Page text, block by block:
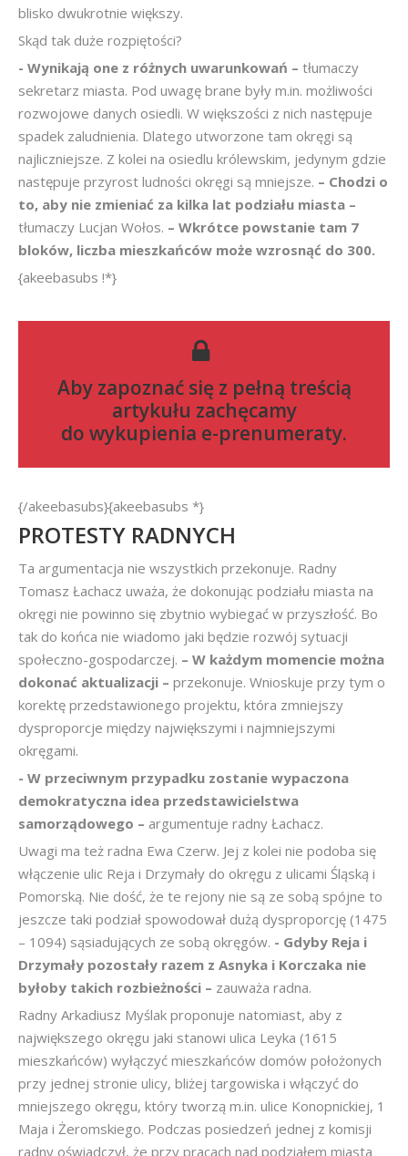
blisko dwukrotnie większy.
Skąd tak duże rozpiętości?
- Wynikają one z różnych uwarunkowań – tłumaczy
sekretarz miasta. Pod uwagę brane były m.in. możliwości
rozwojowe danych osiedli. W większości z nich następuje
spadek zaludnienia. Dlatego utworzone tam okręgi są
najliczniejsze. Z kolei na osiedlu królewskim, jedynym gdzie
następuje przyrost ludności okręgi są mniejsze. – Chodzi o
to, aby nie zmieniać za kilka lat podziału miasta –
tłumaczy Lucjan Wołos. – Wkrótce powstanie tam 7
bloków, liczba mieszkańców może wzrosnąć do 300.
{akeebasubs !*}
Aby zapoznać się z pełną treścią
artykułu zachęcamy
do wykupienia e-prenumeraty.
{/akeebasubs}{akeebasubs *}
PROTESTY RADNYCH
Ta argumentacja nie wszystkich przekonuje. Radny
Tomasz Łachacz uważa, że dokonując podziału miasta na
okręgi nie powinno się zbytnio wybiegać w przyszłość. Bo
tak do końca nie wiadomo jaki będzie rozwój sytuacji
społeczno-gospodarczej. – W każdym momencie można
dokonać aktualizacji – przekonuje. Wnioskuje przy tym o
korektę przedstawionego projektu, która zmniejszy
dysproporcje między największymi i najmniejszymi
okręgami.
- W przeciwnym przypadku zostanie wypaczona
demokratyczna idea przedstawicielstwa
samorządowego – argumentuje radny Łachacz.
Uwagi ma też radna Ewa Czerw. Jej z kolei nie podoba się
włączenie ulic Reja i Drzymały do okręgu z ulicami Śląską i
Pomorską. Nie dość, że te rejony nie są ze sobą spójne to
jeszcze taki podział spowodował dużą dysproporcję (1475
– 1094) sąsiadujących ze sobą okręgów. - Gdyby Reja i
Drzymały pozostały razem z Asnyka i Korczaka nie
byłoby takich rozbieżności – zauważa radna.
Radny Arkadiusz Myślak proponuje natomiast, aby z
największego okręgu jaki stanowi ulica Leyka (1615
mieszkańców) wyłączyć mieszkańców domów położonych
przy jednej stronie ulicy, bliżej targowiska i włączyć do
mniejszego okręgu, który tworzą m.in. ulice Konopnickiej, 1
Maja i Żeromskiego. Podczas posiedzeń jednej z komisji
radny oświadczył, że przy pracach nad podziałem miasta